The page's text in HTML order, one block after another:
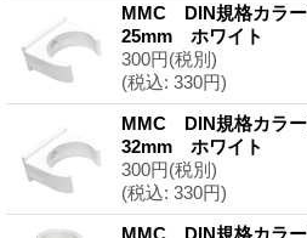
MMC DIN規格カラ
25mm ホワイト
300円(税別)
(税込: 330円)
MMC DIN規格カラ
32mm ホワイト
300円(税別)
(税込: 330円)
MMC DIN規格カラ